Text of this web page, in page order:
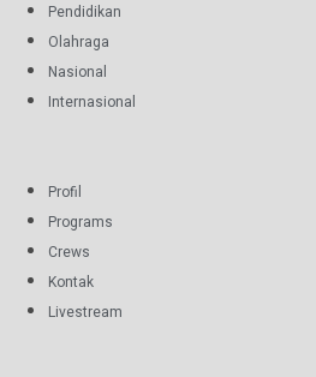
Pendidikan
Olahraga
Nasional
Internasional
Profil
Programs
Crews
Kontak
Livestream